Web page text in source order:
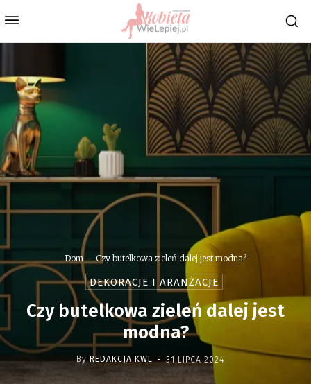
Dom Czy butelkowa zieleń dalej jest modna?
DEKORACJE I ARANŻACJE
Czy butelkowa zieleń dalej jest
modna?
By REDAKCJA KWL - 31 LIPCA 2024